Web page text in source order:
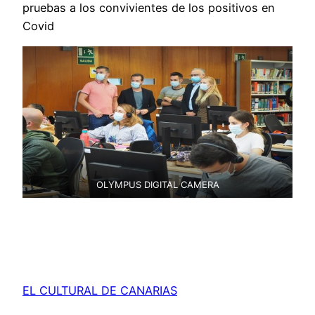
pruebas a los convivientes de los positivos en
Covid
OLYMPUS DIGITAL CAMERA
EL CULTURAL DE CANARIAS